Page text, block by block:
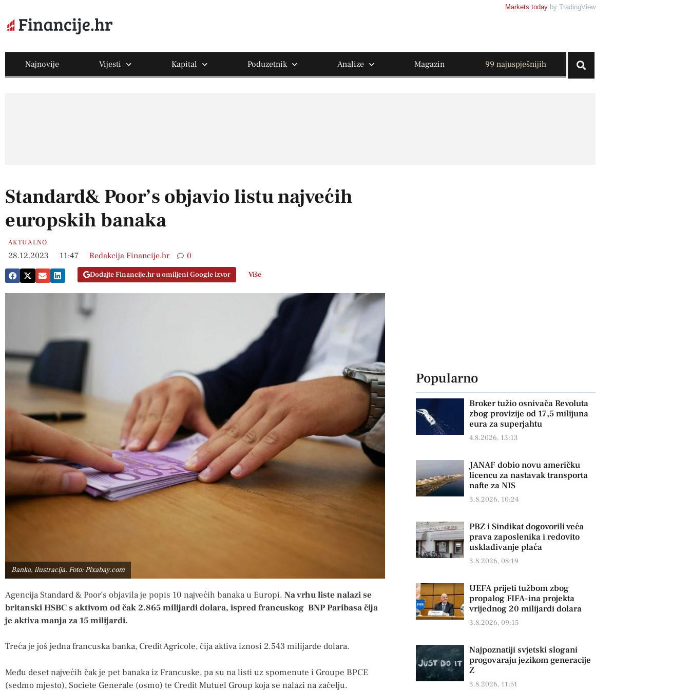
Markets today by TradingView
Najnovije Vijesti Kapital Poduzetnik Analize Magazin 99 najuspješnijih
Standard& Poor’s objavio listu najvećih
europskih banaka
AKTUALNO
28.12.2023 11:47 Redakcija Financije.hr 0
Dodajte Financije.hr u omiljeni Google izvor Više
Banka, ilustracija, Foto: Pixabay.com
Agencija Standard & Poor’s objavila je popis 10 najvećih banaka u Europi. Na vrhu liste nalazi se
britanski HSBC s aktivom od čak 2.865 milijardi dolara, ispred francuskog BNP Paribasa čija
je aktiva manja za 15 milijardi.
Treća je još jedna francuska banka, Credit Agricole, čija aktiva iznosi 2.543 milijarde dolara.
Među deset najvećih čak je pet banaka iz Francuske, pa su na listi uz spomenute i Groupe BPCE
(sedmo mjesto), Societe Generale (osmo) te Credit Mutuel Group koja se nalazi na začelju.
Popularno
Broker tužio osnivača Revoluta
zbog provizije od 17,5 milijuna
eura za superjahtu
4.8.2026, 13:13
JANAF dobio novu američku
licencu za nastavak transporta
nafte za NIS
3.8.2026, 10:24
PBZ i Sindikat dogovorili veća
prava zaposlenika i redovito
usklađivanje plaća
3.8.2026, 08:19
UEFA prijeti tužbom zbog
propalog FIFA-ina projekta
vrijednog 20 milijardi dolara
3.8.2026, 09:15
Najpoznatiji svjetski slogani
progovaraju jezikom generacije
Z
3.8.2026, 11:51